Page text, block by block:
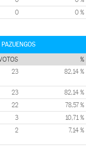
0 0 %
%
23 82,14 %
23 82,14 %
22 78,57 %
3 10,71 %
2 7,14 %